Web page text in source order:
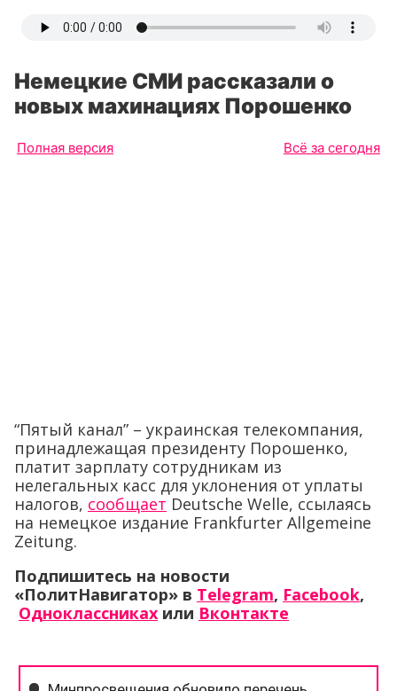
Немецкие СМИ рассказали о
новых махинациях Порошенко
Полная версия Всё за сегодня
“Пятый канал” – украинская телекомпания,
принадлежащая президенту Порошенко,
платит зарплату сотрудникам из
нелегальных касс для уклонения от уплаты
налогов, сообщает Deutsche Welle, ссылаясь
на немецкое издание Frankfurter Allgemeine
Zeitung.
Подпишитесь на новости
«ПолитНавигатор» в Telegram, Facebook,
Одноклассниках или Вконтакте